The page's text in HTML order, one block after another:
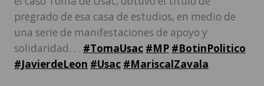
pregrado de esa casa de estudios, en medio de
una serie de manifestaciones de apoyo y
solidaridad. . . #TomaUsac #MP #BotinPolitico
#JavierdeLeon #Usac #MariscalZavala